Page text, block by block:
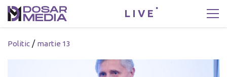
LIVE
Politic / martie 13